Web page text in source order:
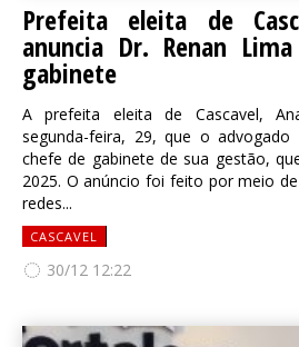
Prefeita eleita de
anuncia Dr. Renan
gabinete
A prefeita eleita de Cascavel,
segunda-feira, 29, que o
chefe de gabinete de sua gestão,
2025. O anúncio foi feito por meio
redes...
CASCAVEL
30/12 12:22